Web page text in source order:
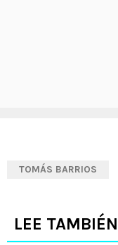
TOMÁS BARRIOS
LEE TAMBIÉN